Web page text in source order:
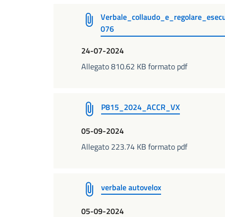
076
24-07-2024
Allegato 810.62 KB formato pdf
P815_2024_ACCR_VX
05-09-2024
Allegato 223.74 KB formato pdf
verbale autovelox
05-09-2024